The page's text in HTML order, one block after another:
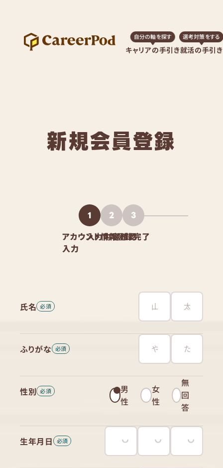
キャリアの手引き
自分の軸を探す
就活の手引き
選考対策をする
新規会員登録
1
アカウント情報
入力
2
入力内容確認
3
登録完了
氏名
ふりがな
性別
男
性
女
性
無
回
答
生年月日